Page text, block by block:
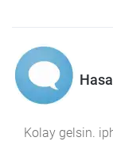
Kolay gelsin.